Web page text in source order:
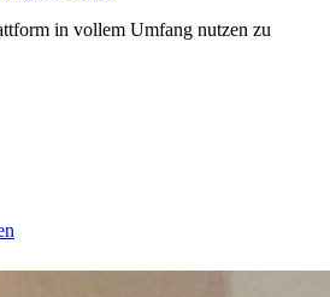
in vollem Umfang nutzen zu